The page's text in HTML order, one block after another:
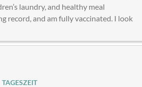
laundry, and healthy meal
record, and am fully vaccinated. I look
TAGESZEIT